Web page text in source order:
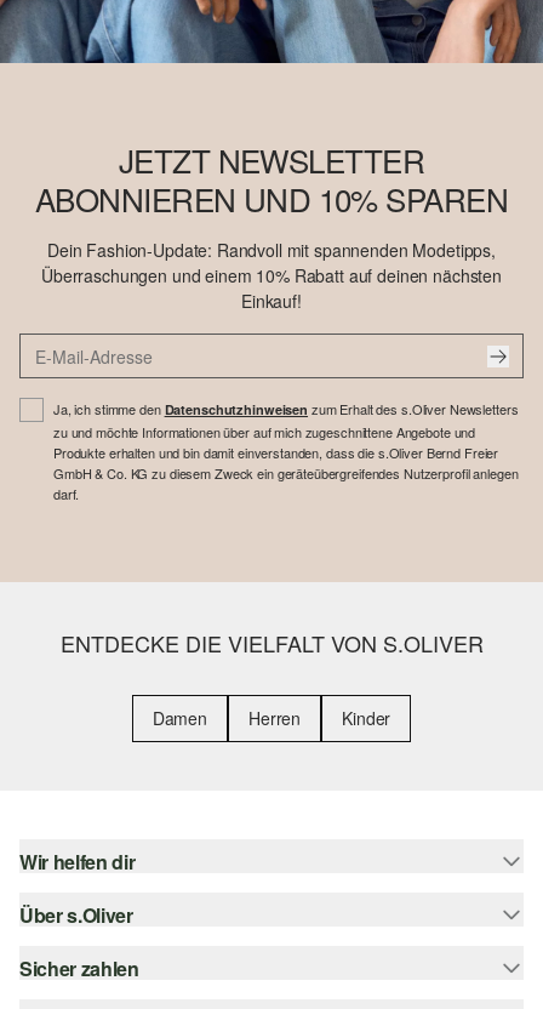
JETZT NEWSLETTER
ABONNIEREN UND 10% SPAREN
Dein Fashion-Update: Randvoll mit spannenden Modetipps,
Überraschungen und einem 10% Rabatt auf deinen nächsten
Einkauf!
Ja, ich stimme den Datenschutzhinweisen zum Erhalt des s.Oliver Newsletters
zu und möchte Informationen über auf mich zugeschnittene Angebote und
Produkte erhalten und bin damit einverstanden, dass die s.Oliver Bernd Freier
GmbH & Co. KG zu diesem Zweck ein geräteübergreifendes Nutzerprofil anlegen
darf.
ENTDECKE DIE VIELFALT VON S.OLIVER
Damen Herren Kinder
Wir helfen dir
Hilfe & FAQ
Größenberatung
Über s.Oliver
Newsletter
Sicher zahlen